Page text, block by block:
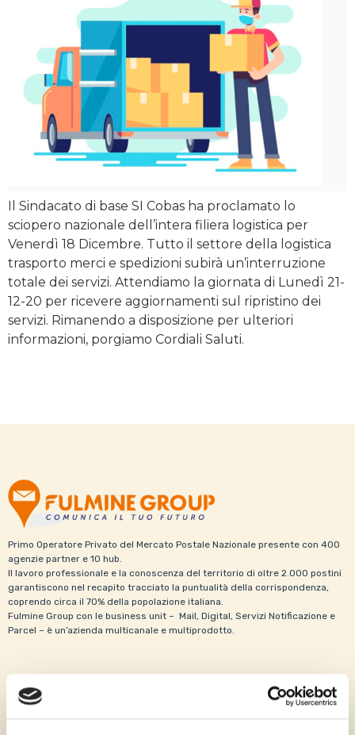
Il Sindacato di base SI Cobas ha proclamato lo
sciopero nazionale dell’intera filiera logistica per
Venerdì 18 Dicembre. Tutto il settore della logistica
trasporto merci e spedizioni subirà un’interruzione
totale dei servizi. Attendiamo la giornata di Lunedì 21-
12-20 per ricevere aggiornamenti sul ripristino dei
servizi. Rimanendo a disposizione per ulteriori
informazioni, porgiamo Cordiali Saluti.
Primo Operatore Privato del Mercato Postale Nazionale presente con 400
agenzie partner e 10 hub.
Il lavoro professionale e la conoscenza del territorio di oltre 2.000 postini
garantiscono nel recapito tracciato la puntualità della corrispondenza,
coprendo circa il 70% della popolazione italiana.
Fulmine Group con le business unit – Mail, Digital, Servizi Notificazione e
Parcel – è un’azienda multicanale e multiprodotto.
MAIL
Servizio DOC